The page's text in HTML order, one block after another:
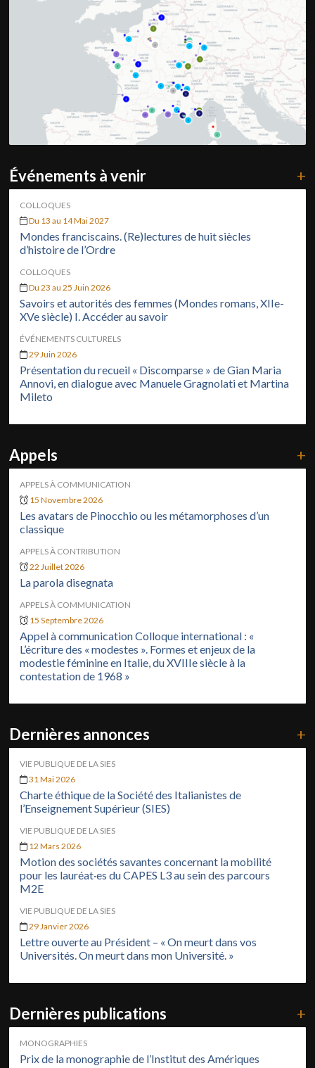
Événements à venir +
COLLOQUES
Du 13 au 14 Mai 2027
Mondes franciscains. (Re)lectures de huit siècles
d’histoire de l’Ordre
COLLOQUES
Du 23 au 25 Juin 2026
Savoirs et autorités des femmes (Mondes romans, XIIe-
XVe siècle) I. Accéder au savoir
ÉVÉNEMENTS CULTURELS
29 Juin 2026
Présentation du recueil « Discomparse » de Gian Maria
Annovi, en dialogue avec Manuele Gragnolati et Martina
Mileto
Appels +
APPELS À COMMUNICATION
15 Novembre 2026
Les avatars de Pinocchio ou les métamorphoses d’un
classique
APPELS À CONTRIBUTION
22 Juillet 2026
La parola disegnata
APPELS À COMMUNICATION
15 Septembre 2026
Appel à communication Colloque international : «
L’écriture des « modestes ». Formes et enjeux de la
modestie féminine en Italie, du XVIIIe siècle à la
contestation de 1968 »
Dernières annonces +
VIE PUBLIQUE DE LA SIES
31 Mai 2026
Charte éthique de la Société des Italianistes de
l’Enseignement Supérieur (SIES)
VIE PUBLIQUE DE LA SIES
12 Mars 2026
Motion des sociétés savantes concernant la mobilité
pour les lauréat·es du CAPES L3 au sein des parcours
M2E
VIE PUBLIQUE DE LA SIES
29 Janvier 2026
Lettre ouverte au Président – « On meurt dans vos
Universités. On meurt dans mon Université. »
Dernières publications +
MONOGRAPHIES
Prix de la monographie de l’Institut des Amériques